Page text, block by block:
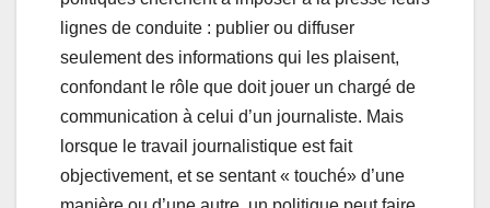
lignes de conduite : publier ou diffuser
seulement des informations qui les plaisent,
confondant le rôle que doit jouer un chargé de
communication à celui d’un journaliste. Mais
lorsque le travail journalistique est fait
objectivement, et se sentant « touché» d’une